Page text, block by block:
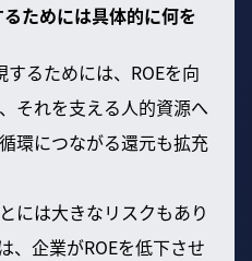
ためには具体的に何を
するためには、ROEを向
それを支える人的資源へ
環につながる還元も拡充
には大きなリスクもあり
、企業がROEを低下させ